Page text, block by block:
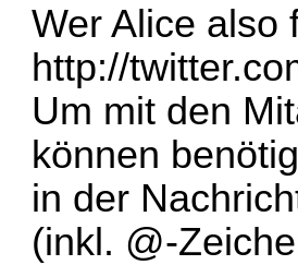
Wer Alice also
http://
Um mit den
können
in der
(inkl. @-